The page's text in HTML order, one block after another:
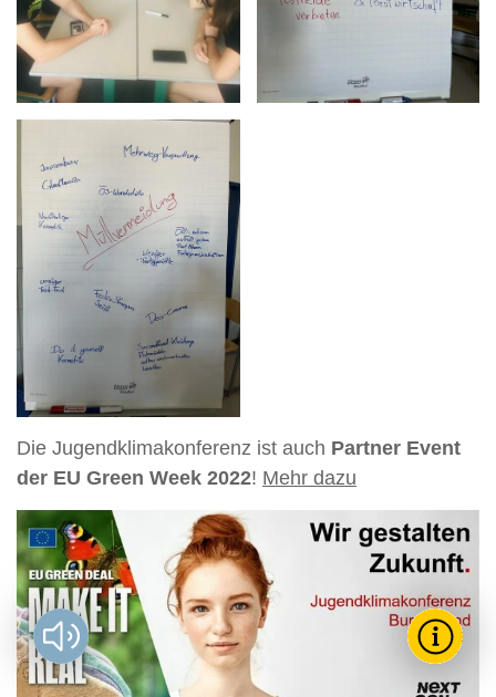
Vorlesen?
Die Jugendklimakonferenz ist auch Partner Event
der EU Green Week 2022! Mehr dazu
Toggle
Wie